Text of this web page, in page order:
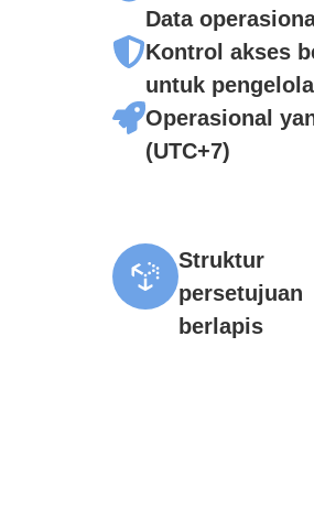
Data
Kontrol akses
untuk
Operasional
(UTC+7)
Struktur
persetujuan
berlapis